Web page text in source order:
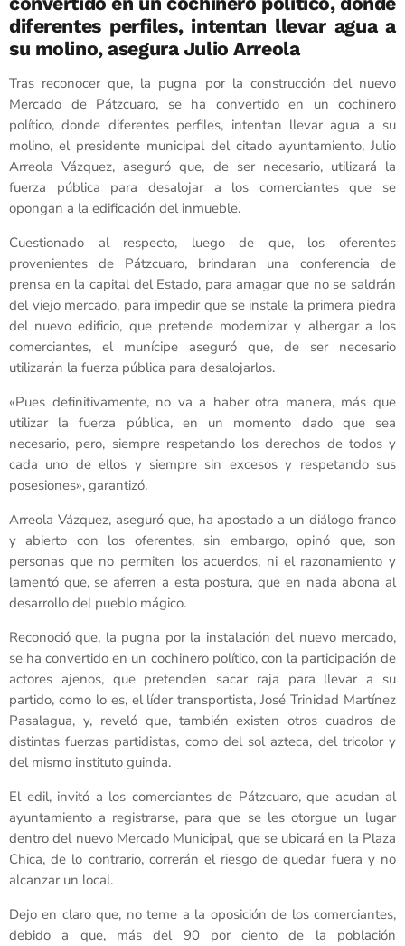
diferentes perfiles, intentan llevar agua a
su molino, asegura Julio Arreola
Tras reconocer que, la pugna por la construcción del nuevo
Mercado de Pátzcuaro, se ha convertido en un cochinero
político, donde diferentes perfiles, intentan llevar agua a su
molino, el presidente municipal del citado ayuntamiento, Julio
Arreola Vázquez, aseguró que, de ser necesario, utilizará la
fuerza pública para desalojar a los comerciantes que se
opongan a la edificación del inmueble.
Cuestionado al respecto, luego de que, los oferentes
provenientes de Pátzcuaro, brindaran una conferencia de
prensa en la capital del Estado, para amagar que no se saldrán
del viejo mercado, para impedir que se instale la primera piedra
del nuevo edificio, que pretende modernizar y albergar a los
comerciantes, el munícipe aseguró que, de ser necesario
utilizarán la fuerza pública para desalojarlos.
«Pues definitivamente, no va a haber otra manera, más que
utilizar la fuerza pública, en un momento dado que sea
necesario, pero, siempre respetando los derechos de todos y
cada uno de ellos y siempre sin excesos y respetando sus
posesiones», garantizó.
Arreola Vázquez, aseguró que, ha apostado a un diálogo franco
y abierto con los oferentes, sin embargo, opinó que, son
personas que no permiten los acuerdos, ni el razonamiento y
lamentó que, se aferren a esta postura, que en nada abona al
desarrollo del pueblo mágico.
Reconoció que, la pugna por la instalación del nuevo mercado,
se ha convertido en un cochinero político, con la participación de
actores ajenos, que pretenden sacar raja para llevar a su
partido, como lo es, el líder transportista, José Trinidad Martínez
Pasalagua, y, reveló que, también existen otros cuadros de
distintas fuerzas partidistas, como del sol azteca, del tricolor y
del mismo instituto guinda.
El edil, invitó a los comerciantes de Pátzcuaro, que acudan al
ayuntamiento a registrarse, para que se les otorgue un lugar
dentro del nuevo Mercado Municipal, que se ubicará en la Plaza
Chica, de lo contrario, correrán el riesgo de quedar fuera y no
alcanzar un local.
Dejo en claro que, no teme a la oposición de los comerciantes,
debido a que, más del 90 por ciento de la población